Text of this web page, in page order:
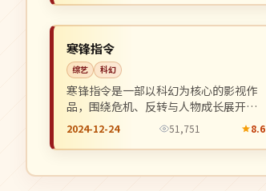
日本
寒锋指令
综艺 科幻
寒锋指令是一部以科幻为核心的影视作
品，围绕危机、反转与人物成长展开，
整体节奏紧凑，值得推荐观看。
2024-12-24 51,751 8.6